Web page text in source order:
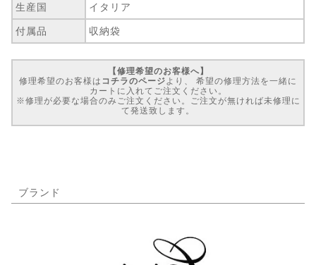
生産国 イタリア
付属品 収納袋
【修理希望のお客様へ】
修理希望のお客様は コチラのページより、 希望の修理方法を一緒に
カートに入れてご注文ください。
※修理が必要な場合のみご注文ください。ご注文が無ければ未修理に
て発送致します。
ブランド